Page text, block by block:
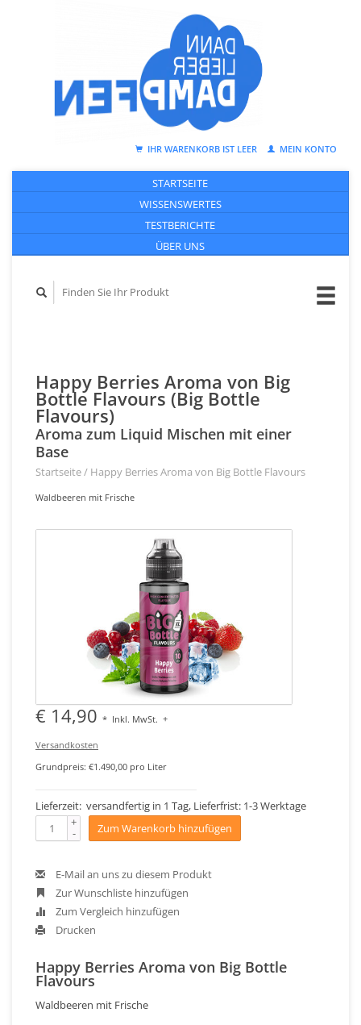
IHR WARENKORB IST LEER MEIN KONTO
STARTSEITE
WISSENSWERTES
TESTBERICHTE
ÜBER UNS
Happy Berries Aroma von Big
Bottle Flavours (Big Bottle
Flavours)
Aroma zum Liquid Mischen mit einer
Base
Startseite/ Happy Berries Aroma von Big Bottle Flavours
Waldbeeren mit Frische
€ 14,90 * Inkl. MwSt. +
Versandkosten
Grundpreis: €1.490,00 pro Liter
Lieferzeit: versandfertig in 1 Tag, Lieferfrist: 1-3 Werktage
+
- Zum Warenkorb hinzufügen
E-Mail an uns zu diesem Produkt
Zur Wunschliste hinzufügen
Zum Vergleich hinzufügen
Drucken
Happy Berries Aroma von Big Bottle
Flavours
Waldbeeren mit Frische